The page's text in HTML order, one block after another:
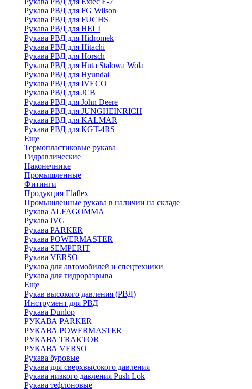
Рукава РВД для FG Wilson
Рукава РВД для FUCHS
Рукава РВД для HELI
Рукава РВД для Hidromek
Рукава РВД для Hitachi
Рукава РВД для Horsch
Рукава РВД для Huta Stalowa Wola
Рукава РВД для Hyundai
Рукава РВД для IVECO
Рукава РВД для JCB
Рукава РВД для John Deere
Рукава РВД для JUNGHEINRICH
Рукава РВД для KALMAR
Рукава РВД для KGT-4RS
Еще
Термопластиковые рукава
Гидравлические
Наконечнике
Промышленные
Фитинги
Продукция Elaflex
Промышленные рукава в наличии на складе
Рукава ALFAGOMMA
Рукава IVG
Рукава PARKER
Рукава POWERMASTER
Рукава SEMPERIT
Рукава VERSO
Рукава для автомобилей и спецтехники
Рукава для гидроразрыва
Еще
Рукав высокого давления (РВД)
Инструмент для РВД
Рукава Dunlop
РУКАВА PARKER
РУКАВА POWERMASTER
РУКАВА TRAKTOR
РУКАВА VERSO
Рукава буровые
Рукава для сверхвысокого давления
Рукава низкого давления Push Lok
Рукава тефлоновые